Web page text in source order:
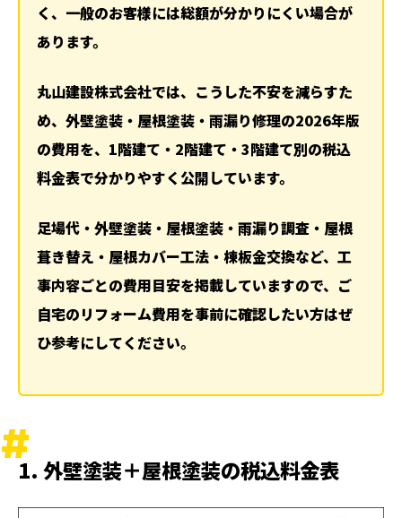
2階建ての屋根修繕・塗装工事の費用
3階建ての棟板金交換工事の費用
Q．追加料金が発生することはありますか？
Q．支払い方法には何がありますか？
Q．支払いのタイミングはいつですか？
Q．工事後の保証はありますか？
Q．相見積もりはできますか？
Q．値引きはできますか？
関連記事
ランキング
ハッシュタグ
く、一般のお客様には総額が分かりにくい場合が
あります。
丸山建設株式会社では、こうした不安を減らすた
め、外壁塗装・屋根塗装・雨漏り修理の2026年版
の費用を、1階建て・2階建て・3階建て別の税込
料金表で分かりやすく公開しています。
足場代・外壁塗装・屋根塗装・雨漏り調査・屋根
葺き替え・屋根カバー工法・棟板金交換など、工
事内容ごとの費用目安を掲載していますので、ご
自宅のリフォーム費用を事前に確認したい方はぜ
ひ参考にしてください。
1. 外壁塗装＋屋根塗装の税込料金表